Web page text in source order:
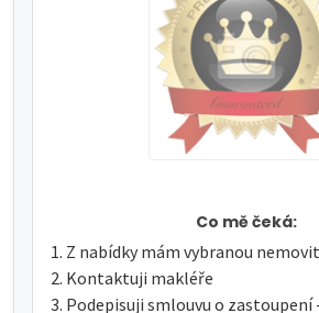
Co mě čeká:
Z nabídky mám vybranou
Kontaktuji makléře
Podepisuji smlouvu o